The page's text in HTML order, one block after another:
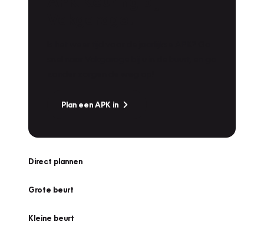
Plan een APK in
Direct plannen
Grote beurt
Kleine beurt